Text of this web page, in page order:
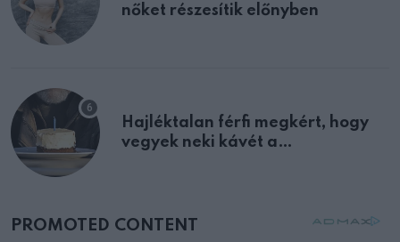
nőket részesítik előnyben
Hajléktalan férfi megkért, hogy
vegyek neki kávét a